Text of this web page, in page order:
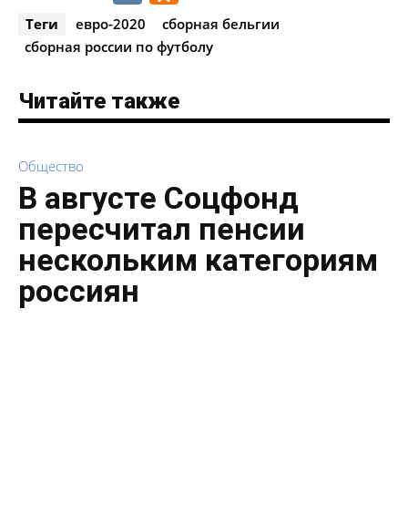
Теги евро-2020
сборная бельгии
сборная россии по футболу
Читайте также
Общество
В августе Соцфонд
пересчитал пенсии
нескольким категориям
россиян